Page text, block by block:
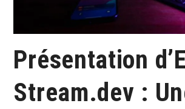
Présentation
Stream.dev :